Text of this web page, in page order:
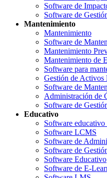
Software de
Software de
Mantenimiento
Mantenimiento
Software de
Mantenimiento
Mantenimiento de
Software para
Gestión de Activos
Software de
Administración de
Software de
Educativo
Software educativo
Software LCMS
Software de
Software de
Software Educativo
Software de E-